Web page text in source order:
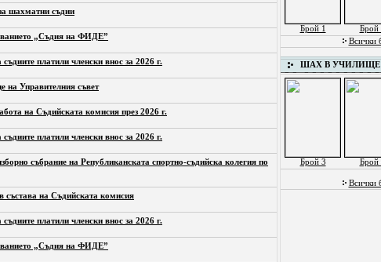
шахматни съдии
„Съдия на ФИДЕ”
платили членски внос за 2026 г.
на Управителния съвет
на Съдийската комисия през 2026 г.
платили членски внос за 2026 г.
събрание на Републиканската спортно-съдийска колегия по
състава на Съдийската комисия
платили членски внос за 2026 г.
„Съдия на ФИДЕ”
Брой 1 Брой
Всички
ШАХ В УЧИЛИЩЕ
Брой 3 Брой
Всички